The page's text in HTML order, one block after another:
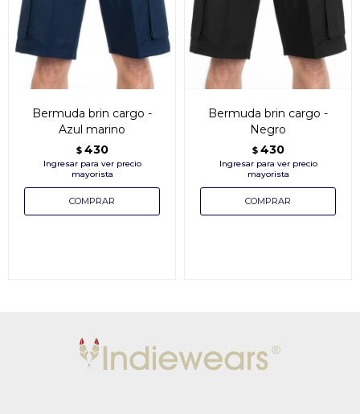
Bermuda brin cargo -
Azul marino
$ 430
Bermuda brin cargo -
Negro
$ 430